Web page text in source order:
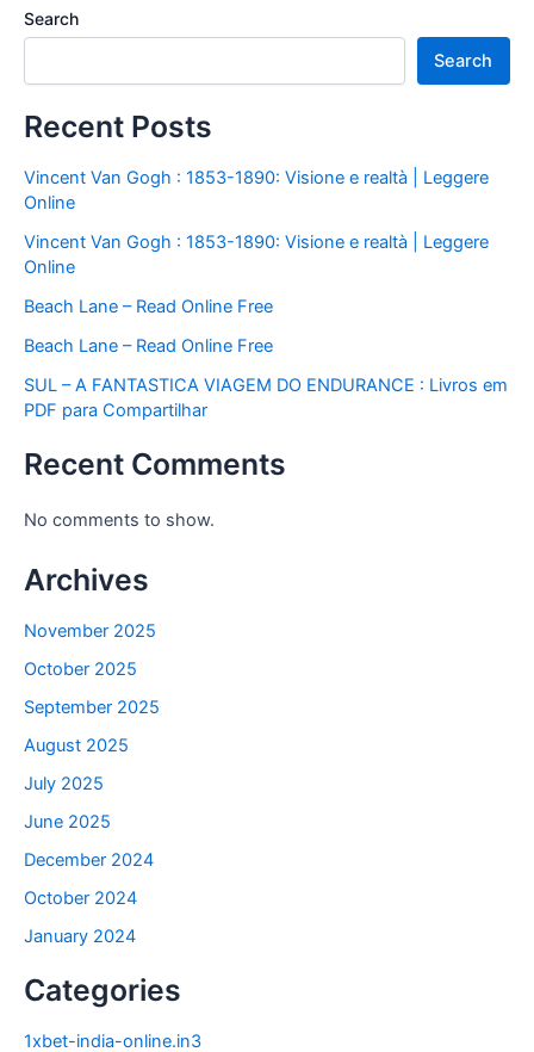
Search
Search
Recent Posts
Vincent Van Gogh : 1853-1890: Visione e realtà | Leggere
Online
Vincent Van Gogh : 1853-1890: Visione e realtà | Leggere
Online
Beach Lane – Read Online Free
Beach Lane – Read Online Free
SUL – A FANTASTICA VIAGEM DO ENDURANCE : Livros em
PDF para Compartilhar
Recent Comments
No comments to show.
Archives
November 2025
October 2025
September 2025
August 2025
July 2025
June 2025
December 2024
October 2024
January 2024
Categories
1xbet-india-online.in3